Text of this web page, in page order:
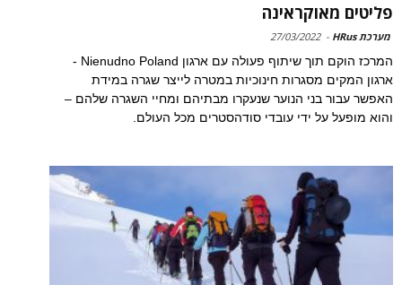
פליטים מאוקראינה
מערכת HRus -
27/03/2022
המרכז הוקם תוך שיתוף פעולה עם ארגון Nienudno Poland -
ארגון המקים מסגרות חינוכיות במטרה לייצר שגרה במידת
האפשר עבור בני הנוער שנעקרו מבתיהם ומחיי השגרה שלהם –
והוא מופעל על ידי עובדי סודהסטרים מכל העולם.